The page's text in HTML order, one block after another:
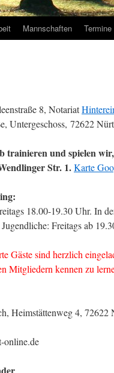
Mannschaften Termine
8, Notariat
Untergeschoss, 72622
trainieren und spielen
Str. 1.Karte
18.00-19.30 Uhr. In
Freitags ab
Gäste sind herzlich
Mitgliedern kennen zu
Heimstättenweg 4, 72622
online.de